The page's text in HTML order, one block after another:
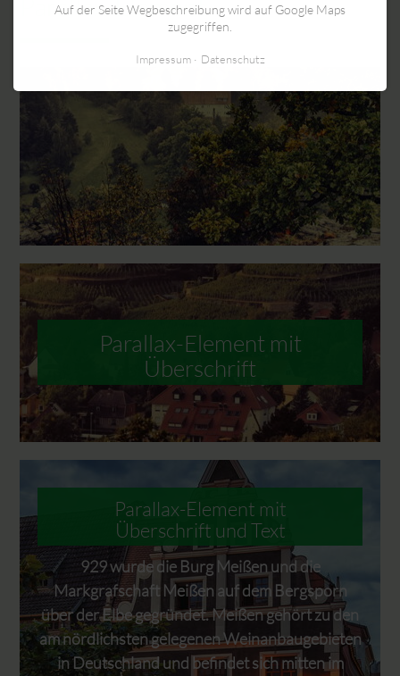
Parallax-Element mit
Überschrift
Parallax-Element mit
Überschrift und Text
929 wurde die Burg Meißen und die
Markgrafschaft Meißen auf dem Bergsporn
über der Elbe gegründet. Meißen gehört zu den
am nördlichsten gelegenen Weinanbaugebieten
in Deutschland und befindet sich mitten im
Auf der Seite Wegbeschreibung wird auf Google Maps
zugegriffen.
Impressum Datenschutz